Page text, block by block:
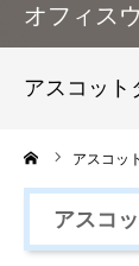
オフィス
アスコット
アスコッ
アスコ